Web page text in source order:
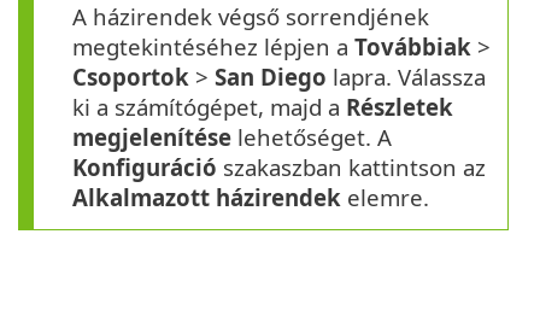
A házirendek végső sorrendjének
megtekintéséhez lépjen a Továbbiak >
Csoportok > San Diego lapra. Válassza
ki a számítógépet, majd a Részletek
megjelenítése lehetőséget. A
Konfiguráció szakaszban kattintson az
Alkalmazott házirendek elemre.